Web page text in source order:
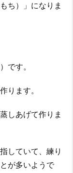
ち）」になりま
です。
ります。
しあげて作りま
していて、練り
が多いようで